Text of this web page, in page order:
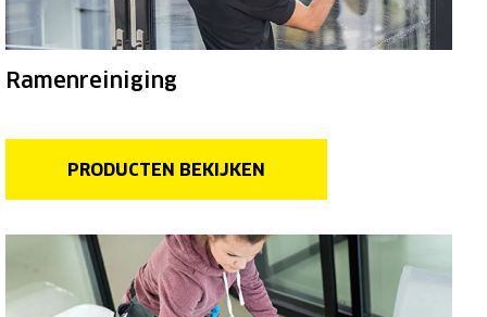
Ramenreiniging
PRODUCTEN BEKIJKEN